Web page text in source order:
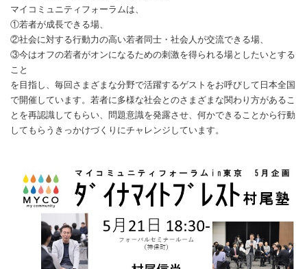
マイコミュニティフォーラムは、
①若者が成長できる場、
②社会に対する行動力の高い若者同士・社会人が交流できる場、
③今はオフの若者がオンになるための刺激を得られる場としたいとする
こと
を目指し、毎回さまざまな分野で活躍するゲストをお呼びして日本全国
で開催しています。若者に多様な社会とのさまざまな関わり方があるこ
とを再認識してもらい、問題意識を発露させ、何かできることから行動
してもらうきっかけづくりにチャレンジしています。